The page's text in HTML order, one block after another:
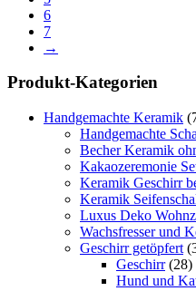
6
7
→
Produkt-Kategorien
Handgemachte Keramik
Handgemachte
Becher Keramik
Kakaozeremonie
Keramik Geschirr
Keramik
Luxus Deko
Wachsfresser und
Geschirr getöpfert
Geschirr (28)
Hund und